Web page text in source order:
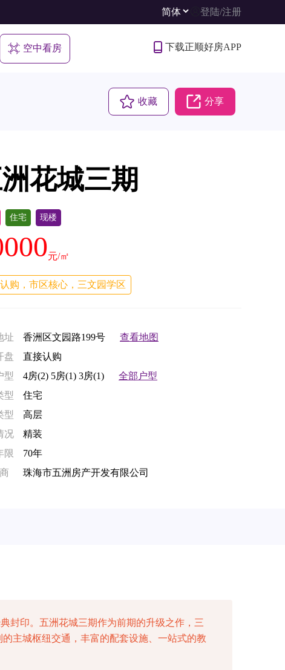
登陆/注册
空中看房 下载正顺好房APP
收藏 分享
花城三期
住宅 现楼
元/㎡
购，市区核心，三文园学区
址 香洲区文园路199号
查看地图
盘
直接认购
型
4房(2) 5房(1) 3房(1)
全部户型
型
住宅
型
高层
况
精装
限
70年
珠海市五洲房产开发有限公司
封印。五洲花城三期作为前期的升级之作，三
主城枢纽交通，丰富的配套设施、一站式的教